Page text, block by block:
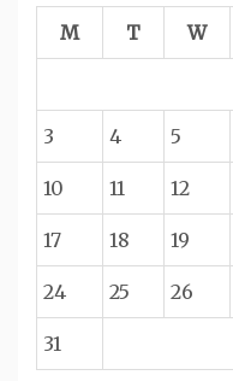
M
T W
3 4 5
10 11 12
17 18 19
24 25 26
31